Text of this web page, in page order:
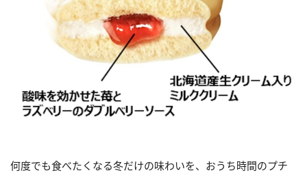
何度でも食べたくなる冬だけの味わいを、おうち時間のプチ